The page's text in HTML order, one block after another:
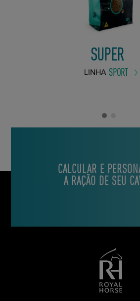
SUPER
LINHA SPORT
CALCULAR E
A RAÇÃO DE SEU